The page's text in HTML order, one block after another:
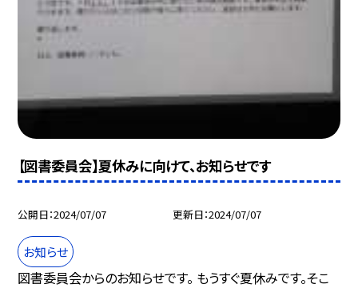
【図書委員会】夏休みに向けて、お知らせです
公開日 2024/07/07 更新日 2024/07/07
お知らせ
図書委員会からのお知らせです。 もうすぐ夏休みです。そこ